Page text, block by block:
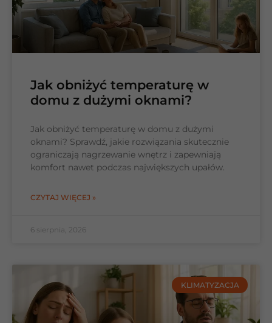
Jak obniżyć temperaturę w
domu z dużymi oknami?
Jak obniżyć temperaturę w domu z dużymi
oknami? Sprawdź, jakie rozwiązania skutecznie
ograniczają nagrzewanie wnętrz i zapewniają
komfort nawet podczas największych upałów.
CZYTAJ WIĘCEJ »
6 sierpnia, 2026
KLIMATYZACJA